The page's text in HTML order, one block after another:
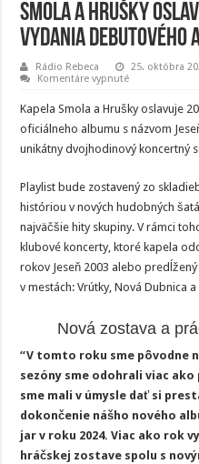
Smola a Hrušky
vydania debutového
Rádio Rebeca 25. októbra
Komentáre vypnuténa
a
Hrušky
oslavuje
rokov
debutového
albumu
Jeseň
Kapela Smola a Hrušky oslavuje
oficiálneho albumu s názvom
unikátny dvojhodinový koncertný
Playlist bude zostavený zo
históriou v nových hudobných
najväčšie hity skupiny. V rámci
klubové koncerty, ktoré kapela
rokov Jeseň 2003 alebo
v mestách: Vrútky, Nová Dubnica a
Nová zostava a
“V tomto roku sme pôvodne
sezóny sme odohrali viac
sme mali v úmysle dať si
dokončenie nášho nového
jar v roku 2024. Viac ako rok
hráčskej zostave spolu s